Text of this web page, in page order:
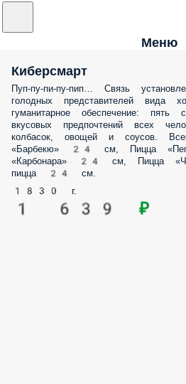
Меню
Киберсмарт
Пуп-пу-пи-пу-пип… Связь
голодных представителей вида
гуманитарное обеспечение: пять
вкусовых предпочтений всех
колбасок, овощей и соусов.
«Барбекю» 24 см, Пицца
«Карбонара» 24 см, Пицца
пицца 24 см.
1830 г.
1 639 ₽